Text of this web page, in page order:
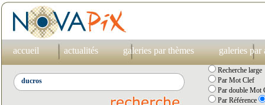
accueil actualités galeries par thèmes galeries par
Recherche large
Par Mot Clef
Par double Mot
Par Référence